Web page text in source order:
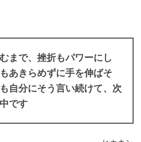
むまで、挫折もパワーにし
あきらめずに手を伸ばそ
自分にそう言い続けて、次
です